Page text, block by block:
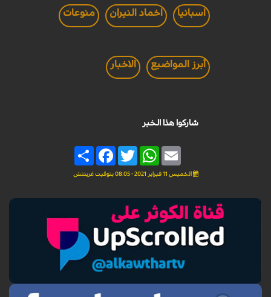
اسبانيا اخماد النيران منوعات
أبرز المواضيع الاخبار
شاركوا هذا الخبر
Share
FacebookTwitter
WhatsAppEmail
الخميس 11 فبراير 2021 - 08:05 بتوقيت غرينتش